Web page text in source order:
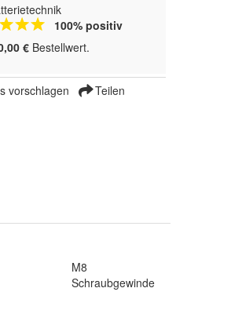
100% positiv
€ Bestellwert.
vorschlagen Teilen
M8
Schraubgewinde